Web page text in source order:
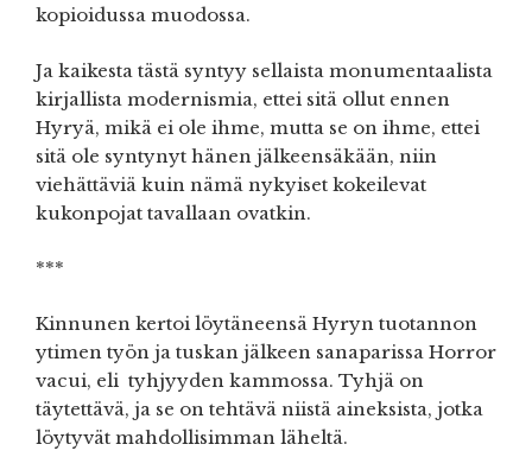
kopioidussa muodossa.
Ja kaikesta tästä syntyy sellaista monumentaalista
kirjallista modernismia, ettei sitä ollut ennen
Hyryä, mikä ei ole ihme, mutta se on ihme, ettei
sitä ole syntynyt hänen jälkeensäkään, niin
viehättäviä kuin nämä nykyiset kokeilevat
kukonpojat tavallaan ovatkin.
***
Kinnunen kertoi löytäneensä Hyryn tuotannon
ytimen työn ja tuskan jälkeen sanaparissa Horror
vacui, eli tyhjyyden kammossa. Tyhjä on
täytettävä, ja se on tehtävä niistä aineksista, jotka
löytyvät mahdollisimman läheltä.